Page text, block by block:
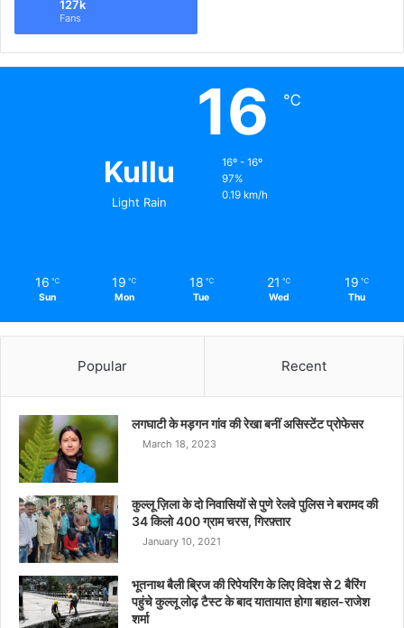
127k
Fans
Kullu
Light Rain
16 ℃
16º - 16º
97%
0.19 km/h
16 ℃
Sun
19 ℃
Mon
18 ℃
Tue
21 ℃
Wed
19 ℃
Thu
Popular Recent
लगघाटी के मड़गन गांव की रेखा बनीं असिस्टेंट प्रोफेसर
March 18, 2023
कुल्लू ज़िला के दो निवासियों से पुणे रेलवे पुलिस ने बरामद की
34 किलो 400 ग्राम चरस, गिरफ़्तार
January 10, 2021
भूतनाथ बैली ब्रिज की रिपेयरिंग के लिए विदेश से 2 बैरिंग
पहुंचे कुल्लू लोढ़ टैस्ट के बाद यातायात होगा बहाल-राजेश
शर्मा